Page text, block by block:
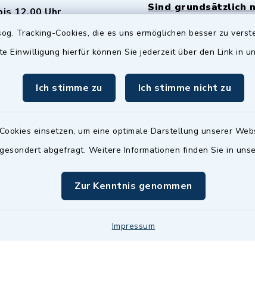
Tracking-Cookies, die es uns ermöglichen besser zu
Einwilligung hierfür können Sie jederzeit über den Link in
Ich stimme zu Ich stimme nicht zu
einsetzen, um eine optimale Darstellung unserer
abgefragt. Weitere Informationen finden Sie in
Zur Kenntnis genommen
Impressum
12.00 Uhr
Uhr - allerdings
Termine sind
fragen Sie den
Sachbearbeiter)
Sind grundsätzlich
Mittwochs